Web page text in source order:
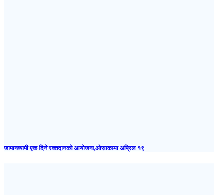
जापानव्यापी एक दिने रक्तदानको आयोजना,ओसाकामा अप्रिल १९